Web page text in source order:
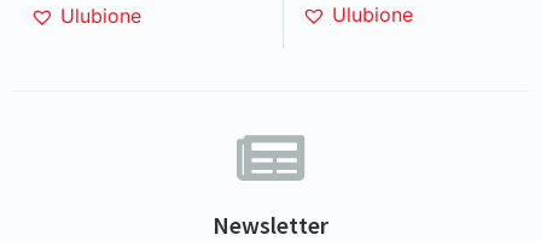
Newsletter
Ulubione Ulubione